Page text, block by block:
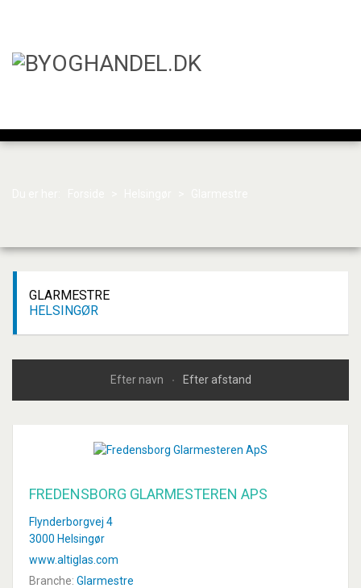
GLARMESTRE
HELSINGØR
Efter navn Efter afstand
FREDENSBORG GLARMESTEREN APS
Flynderborgvej 4
3000 Helsingør
www.altiglas.com
Branche: Glarmestre